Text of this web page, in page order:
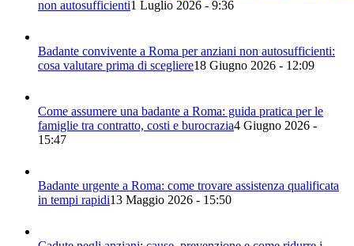
non autosufficienti1 Luglio 2026 - 9:36
Badante convivente a Roma per anziani non autosufficienti:
cosa valutare prima di scegliere18 Giugno 2026 - 12:09
Come assumere una badante a Roma: guida pratica per le
famiglie tra contratto, costi e burocrazia4 Giugno 2026 -
15:47
Badante urgente a Roma: come trovare assistenza qualificata
in tempi rapidi13 Maggio 2026 - 15:50